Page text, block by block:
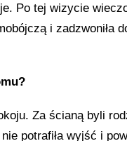
Po tej wizycie
i zadzwoniła
Za ścianą byli
potrafiła wyjść i